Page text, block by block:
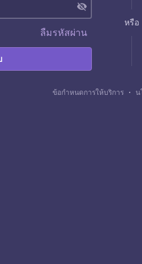
visibility_off
ลืมรหัสผ่าน
หรือ
ข้อกำหนดการให้บริการ ・ น